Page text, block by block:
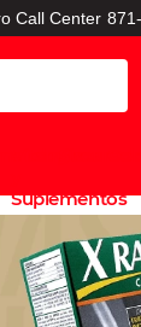
Call Center
Suplementos